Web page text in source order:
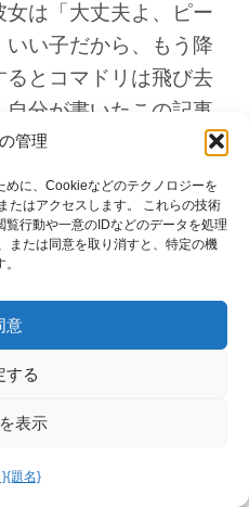
管理
に、Cookieなどのテクノロジーを
たはアクセスします。 これらの技術
行動や一意のIDなどのデータを処理
または同意を取り消すと、特定の機
意
する
表示
}{題名}
女は「大丈夫よ、ピー
い子だから、もう降
とコマドリは飛び去
自分が書いたこの記事
のコマドリが私の記憶
ことに気づきます。そ
マドリと全く同じ姿で